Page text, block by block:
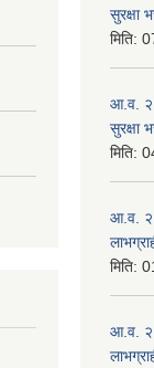
सुरक्षा
मिति:
आ.व.
सुरक्षा
मिति:
आ.व.
मिति:
आ.व.